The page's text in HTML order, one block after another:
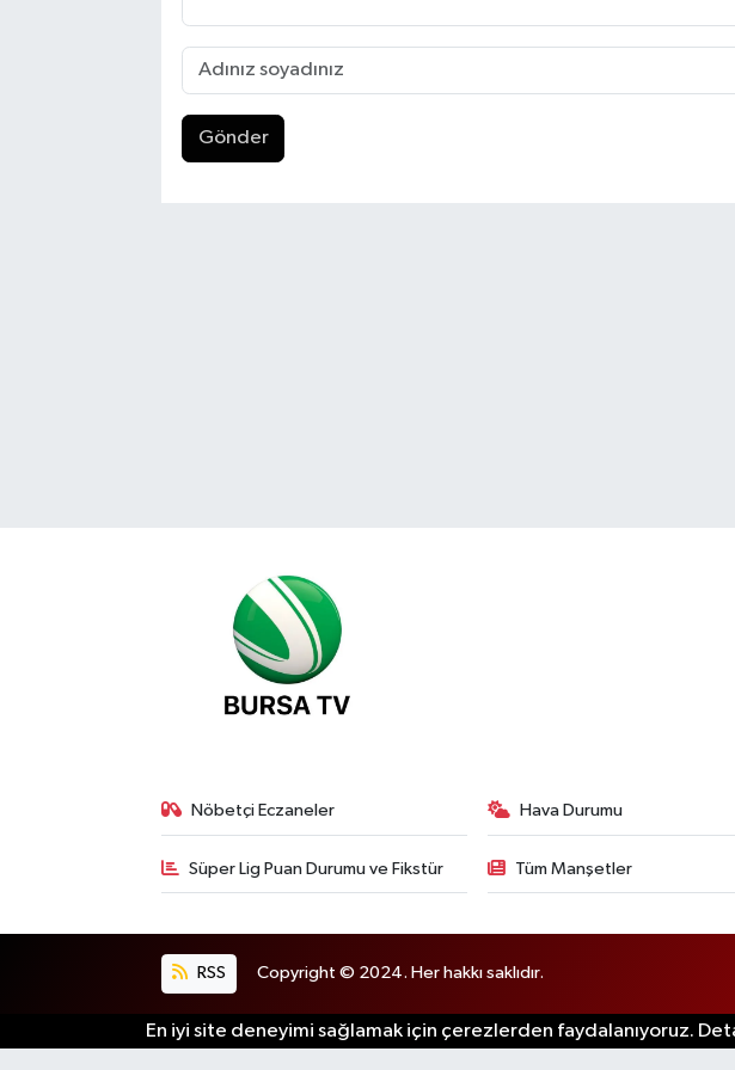
Gönder
Nöbetçi Eczaneler Hava Durumu
Süper Lig Puan Durumu ve Fikstür Tüm Manşetler
RSS Copyright © 2024. Her hakkı saklıdır.
En iyi site deneyimi sağlamak için çerezlerden faydalanıyoruz.